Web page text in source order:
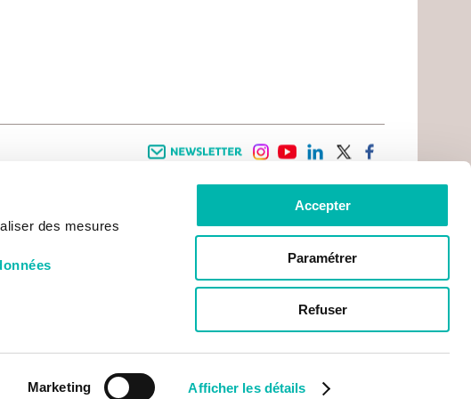
des mesures
Marketing Afficher les détails
Accepter
Paramétrer
Refuser
LIVING BETTER WITH CANCER
PATIENT RIGHTS
ADMINISTRATIVE ARRANGEMENTS
INFOS PRATIQUES
CONTACTS
PRACTICAL INFORMATION
GETTING TO GUSTAVE ROUSSY
MAPS
NON-PROFIT ORGANISATIONS